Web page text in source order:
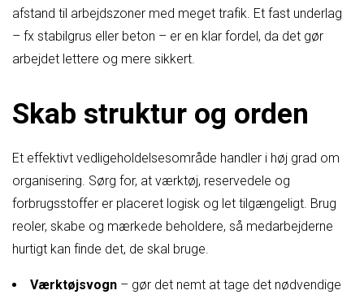
afstand til arbejdszoner med meget trafik. Et fast underlag
– fx stabilgrus eller beton – er en klar fordel, da det gør
arbejdet lettere og mere sikkert.
Skab struktur og orden
Et effektivt vedligeholdelsesområde handler i høj grad om
organisering. Sørg for, at værktøj, reservedele og
forbrugsstoffer er placeret logisk og let tilgængeligt. Brug
reoler, skabe og mærkede beholdere, så medarbejderne
hurtigt kan finde det, de skal bruge.
Værktøjsvogn – gør det nemt at tage det nødvendige